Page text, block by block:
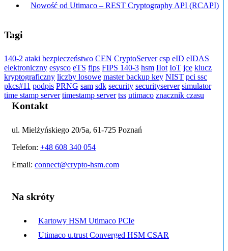
Nowość od Utimaco – REST Cryptography API (RCAPI)
Tagi
140-2 ataki bezpieczeństwo CEN CryptoServer csp eID eIDAS
elektroniczny esysco eTS fips FIPS 140-3 hsm IIot IoT jce klucz
kryptograficzny liczby losowe master backup key NIST pci ssc
pkcs#11 podpis PRNG sam sdk security securityserver simulator
time stamp server timestamp server tss utimaco znacznik czasu
Kontakt
ul. Mielżyńskiego 20/5a, 61-725 Poznań
Telefon: +48 608 340 054
Email: connect@crypto-hsm.com
Na skróty
Kartowy HSM Utimaco PCIe
Utimaco u.trust Converged HSM CSAR